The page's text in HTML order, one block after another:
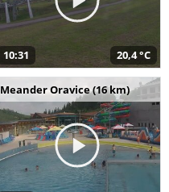
10:31 20,4 °C
Meander Oravice (16 km)